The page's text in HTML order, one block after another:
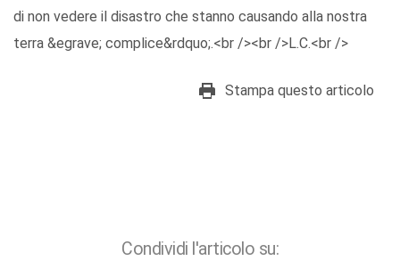
di non vedere il disastro che stanno causando alla nostra
terra &egrave; complice&rdquo;.<br /><br />L.C.<br />
Stampa questo articolo
Condividi l'articolo su: